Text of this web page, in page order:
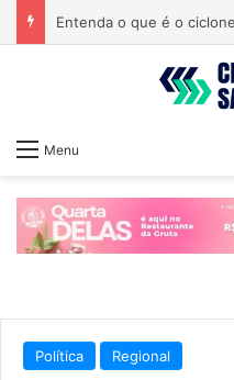
Menu
Política Regional